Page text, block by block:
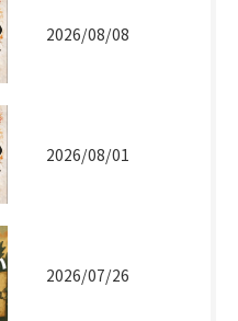
2026/08/08
2026/08/01
2026/07/26